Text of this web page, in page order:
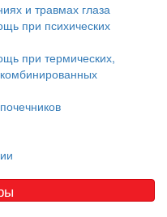
и травмах глаза
при психических
при термических,